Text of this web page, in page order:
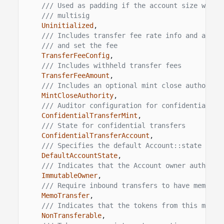
/// Used as padding if the account size would
/// multisig
Uninitialized ,
/// Includes transfer fee rate info and
/// and set the fee
TransferFeeConfig,
/// Includes withheld transfer fees
TransferFeeAmount ,
/// Includes an optional mint close authority
MintCloseAuthority,
/// Auditor configuration for confidential
ConfidentialTransferMint ,
/// State for confidential transfers
ConfidentialTransferAccount ,
/// Specifies the default Account::state for
DefaultAccountState,
/// Indicates that the Account owner authority
ImmutableOwner,
/// Require inbound transfers to have memo
MemoTransfer,
/// Indicates that the tokens from this mint
NonTransferable,